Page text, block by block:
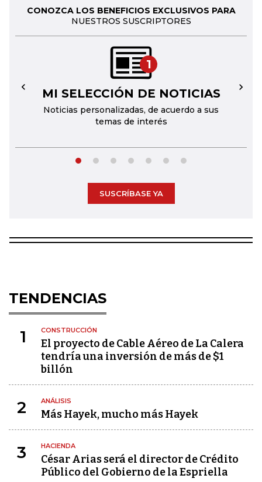
CONOZCA LOS BENEFICIOS EXCLUSIVOS PARA
NUESTROS SUSCRIPTORES
1
MI SELECCIÓN DE NOTICIAS
Noticias personalizadas, de acuerdo a sus
temas de interés
← →
SUSCRÍBASE YA
TENDENCIAS
1 CONSTRUCCIÓN
El proyecto de Cable Aéreo de La Calera
tendría una inversión de más de $1
billón
2 ANÁLISIS
Más Hayek, mucho más Hayek
3 HACIENDA
César Arias será el director de Crédito
Público del Gobierno de la Espriella